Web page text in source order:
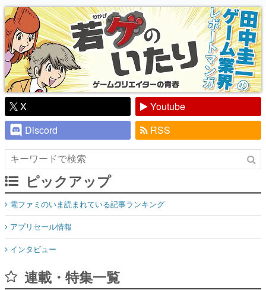
り】
X
Youtube
Discord
RSS
ピックアップ
電ファミのいま読まれている記事ランキング
アプリセール情報
インタビュー
連載・特集一覧